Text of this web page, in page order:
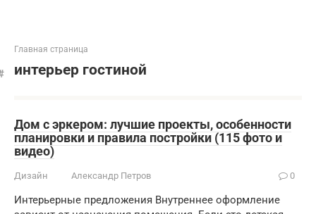
Главная страница
интерьер гостиной
Дом с эркером: лучшие проекты, особенности
планировки и правила постройки (115 фото и
видео)
Дизайн Александр Петров 0
Интерьерные предложения Внутреннее оформление